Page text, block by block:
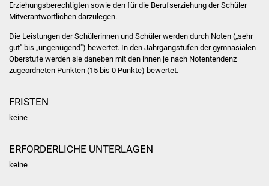
Presse
Bürger & Service
Erziehungsberechtigten sowie den für die Berufserziehung der Schüler
Mitverantwortlichen darzulegen.
Die Leistungen der Schülerinnen und Schüler werden durch Noten („sehr
gut" bis „ungenügend") bewertet. In den Jahrgangstufen der gymnasialen
Oberstufe werden sie daneben mit den ihnen je nach Notentendenz
zugeordneten Punkten (15 bis 0 Punkte) bewertet.
FRISTEN
keine
ERFORDERLICHE UNTERLAGEN
keine